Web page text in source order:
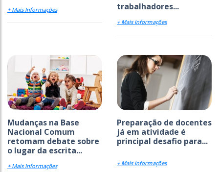
+ Mais Informações
trabalhadores...
+ Mais Informações
Mudanças na Base
Nacional Comum
retomam debate sobre
o lugar da escrita...
+ Mais Informações
Preparação de docentes
já em atividade é
principal desafio para...
+ Mais Informações